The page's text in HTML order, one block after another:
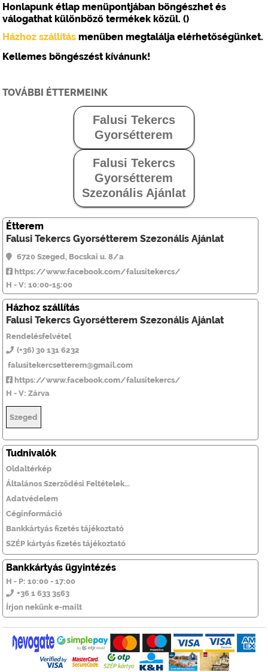
Honlapunk étlap menüpontjában böngészhet és
válogathat különböző termékek közül. ()
Házhoz szállítás menüben megtalálja elérhetőségünket.
Kellemes böngészést kívánunk!
TOVÁBBI ÉTTERMEINK
Falusi Tekercs
Gyorsétterem
Falusi Tekercs
Gyorsétterem
Szezonális Ajánlat
Étterem
Falusi Tekercs Gyorsétterem Szezonális Ajánlat
6720 Szeged, Bocskai u. 8/a
https://www.facebook.com/falusitekercs/
H - V: 10:00-15:00
Házhoz szállítás
Falusi Tekercs Gyorsétterem Szezonális Ajánlat
Rendelésfelvétel
(+36) 30 131 6232
falusitekercsetterem@gmail.com
https://www.facebook.com/falusitekercs/
H - V: Zárva
Szeged
Tudnivalók
Oldaltérkép
Általános Szerződési Feltételek...
Adatvédelem
Céginformáció
Bankkártyás fizetés tájékoztató
SZÉP kártyás fizetés tájékoztató
Bankkártyás ügyintézés
H - P: 10:00 - 17:00
+36 1 633 3563
Írjon nekünk e-mailt